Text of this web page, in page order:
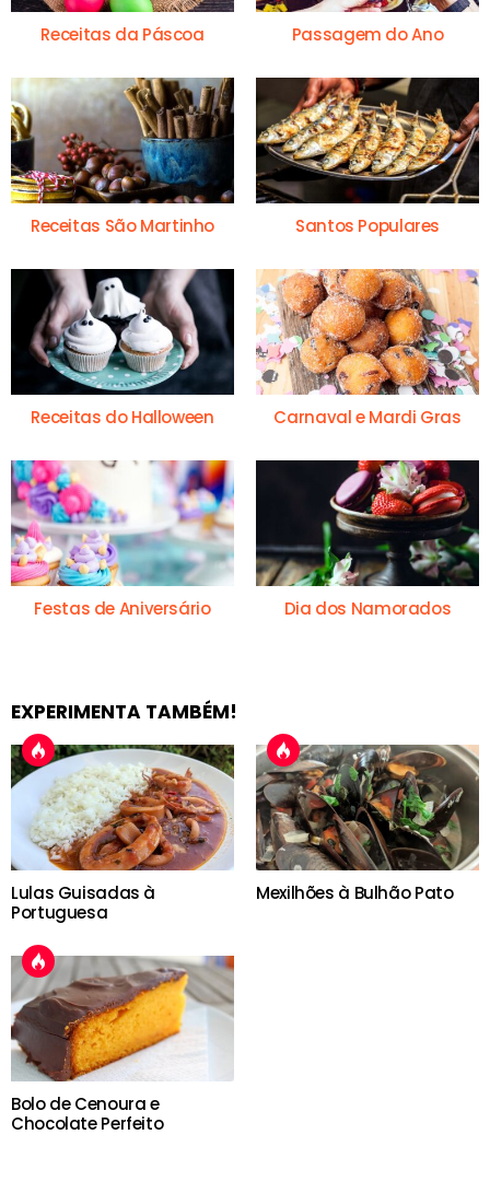
Receitas da Páscoa Passagem do Ano
Receitas São Martinho Santos Populares
Receitas do Halloween Carnaval e Mardi Gras
Festas de Aniversário Dia dos Namorados
EXPERIMENTA TAMBÉM!
Lulas Guisadas à
Portuguesa
Mexilhões à Bulhão Pato
Bolo de Cenoura e
Chocolate Perfeito